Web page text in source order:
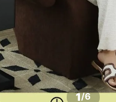
1/6